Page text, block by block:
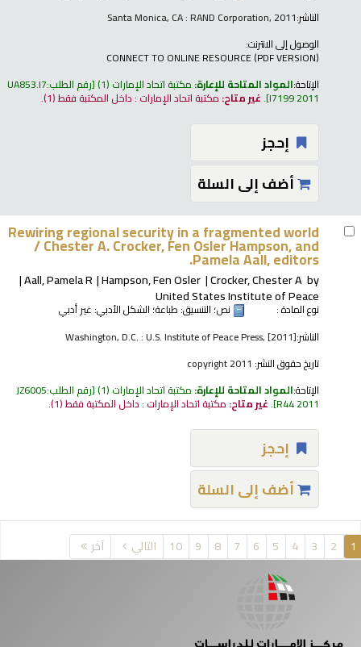
الناشر:Santa Monica, CA : RAND Corporation, 2011
الوصول إلى الانترنت:
CONNECT TO ONLINE RESOURCE (PDF VERSION)
الإتاحة:المواد المتاحة للإعارة: مكتبة اتحاد الإمارات (1) رقم الطلب:UA853.I7
I7199 2011
.غير متاح: مكتبة اتحاد الإمارات : داخل المكتبة فقط(1).
إحجز
أضف إلى السلة
Rewiring regional security in a fragmented world
/Chester A. Crocker, Fen Osler Hampson, and
Pamela Aall, editors.
by
Crocker, Chester A
Hampson, Fen Osler
Aall, Pamela R
United States Institute of Peace
نوع المادة : نص؛ التنسيق: طباعة؛ الشكل الأدبي: غير أدبي
الناشر:Washington, D.C. : U.S. Institute of Peace Press, [2011]
تاريخ حقوق النشر:
الإتاحة:المواد المتاحة للإعارة: مكتبة اتحاد الإمارات (1) رقم الطلب:JZ6005
R44 2011
.غير متاح: مكتبة اتحاد الإمارات : داخل المكتبة فقط(1).
إحجز
أضف إلى السلة
1
2
3
4
5
6
7
8
9
10 التالي آخر